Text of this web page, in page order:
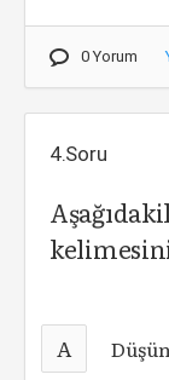
0 Yorum
4.Soru
A